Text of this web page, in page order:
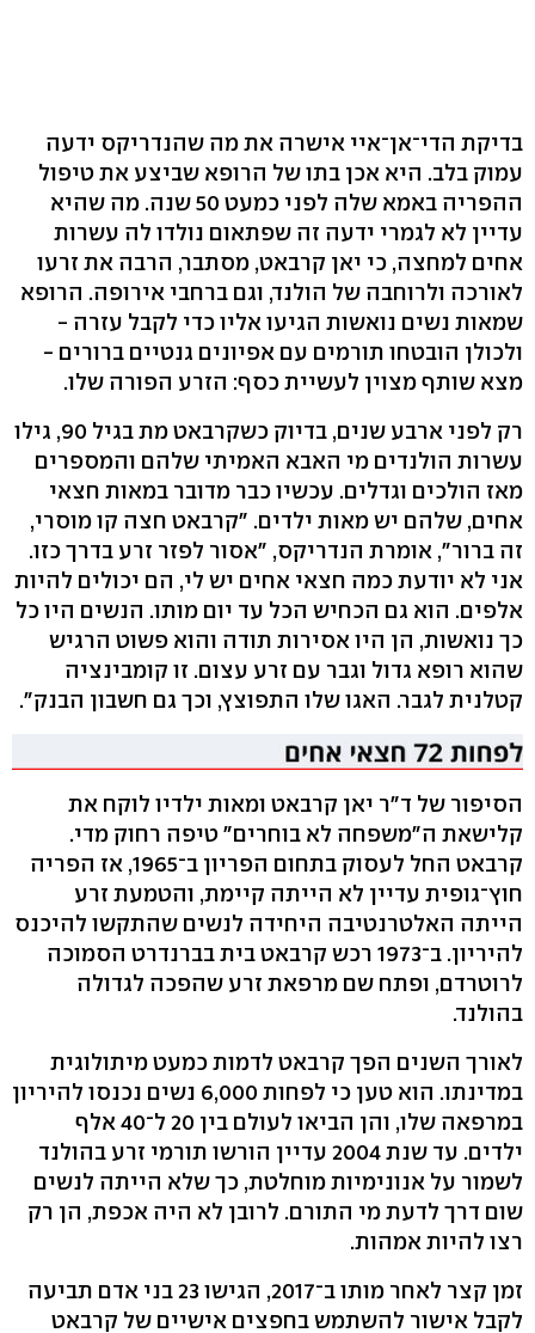
בדיקת הדי־אן־איי אישרה את מה שהנדריקס ידעה
עמוק בלב. היא אכן בתו של הרופא שביצע את טיפול
ההפריה באמא שלה לפני כמעט 50 שנה. מה שהיא
עדיין לא לגמרי ידעה זה שפתאום נולדו לה עשרות
אחים למחצה, כי יאן קרבאט, מסתבר, הרבה את זרעו
לאורכה ולרוחבה של הולנד, וגם ברחבי אירופה. הרופא
שמאות נשים נואשות הגיעו אליו כדי לקבל עזרה -
ולכולן הובטחו תורמים עם אפיונים גנטיים ברורים -
מצא שותף מצוין לעשיית כסף: הזרע הפורה שלו.
רק לפני ארבע שנים, בדיוק כשקרבאט מת בגיל 90, גילו
עשרות הולנדים מי האבא האמיתי שלהם והמספרים
מאז הולכים וגדלים. עכשיו כבר מדובר במאות חצאי
אחים, שלהם יש מאות ילדים. "קרבאט חצה קו מוסרי,
זה ברור", אומרת הנדריקס, "אסור לפזר זרע בדרך כזו.
אני לא יודעת כמה חצאי אחים יש לי, הם יכולים להיות
אלפים. הוא גם הכחיש הכל עד יום מותו. הנשים היו כל
כך נואשות, הן היו אסירות תודה והוא פשוט הרגיש
שהוא רופא גדול וגבר עם זרע עצום. זו קומבינציה
קטלנית לגבר. האגו שלו התפוצץ, וכך גם חשבון הבנק".
הסיפור של ד"ר יאן קרבאט ומאות ילדיו לוקח את
קלישאת ה"משפחה לא בוחרים" טיפה רחוק מדי.
קרבאט החל לעסוק בתחום הפריון ב־1965, אז הפריה
חוץ־גופית עדיין לא הייתה קיימת, והטמעת זרע
הייתה האלטרנטיבה היחידה לנשים שהתקשו להיכנס
להיריון. ב־1973 רכש קרבאט בית בברנדרט הסמוכה
לרוטרדם, ופתח שם מרפאת זרע שהפכה לגדולה
בהולנד.
לאורך השנים הפך קרבאט לדמות כמעט מיתולוגית
במדינתו. הוא טען כי לפחות 6,000 נשים נכנסו להיריון
במרפאה שלו, והן הביאו לעולם בין 20 ל־40 אלף
ילדים. עד שנת 2004 עדיין הורשו תורמי זרע בהולנד
לשמור על אנונימיות מוחלטת, כך שלא הייתה לנשים
שום דרך לדעת מי התורם. לרובן לא היה אכפת, הן רק
רצו להיות אמהות.
זמן קצר לאחר מותו ב־2017, הגישו 23 בני אדם תביעה
לקבל אישור להשתמש בחפצים אישיים של קרבאט